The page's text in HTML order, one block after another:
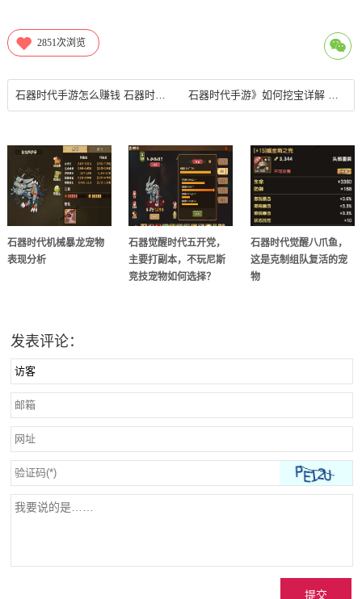
2851次浏览
石器时代手游怎么赚钱 石器时代快速赚钱攻略 石器时代手游》如何挖宝详解 远古宝藏在哪
石器时代机械暴龙宠物
表现分析
石器觉醒时代五开党，
主要打副本，不玩尼斯
竞技宠物如何选择？
石器时代觉醒八爪鱼，
这是克制组队复活的宠
物
发表评论：